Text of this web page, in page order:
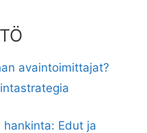
avaintoimittajat?
Edut ja